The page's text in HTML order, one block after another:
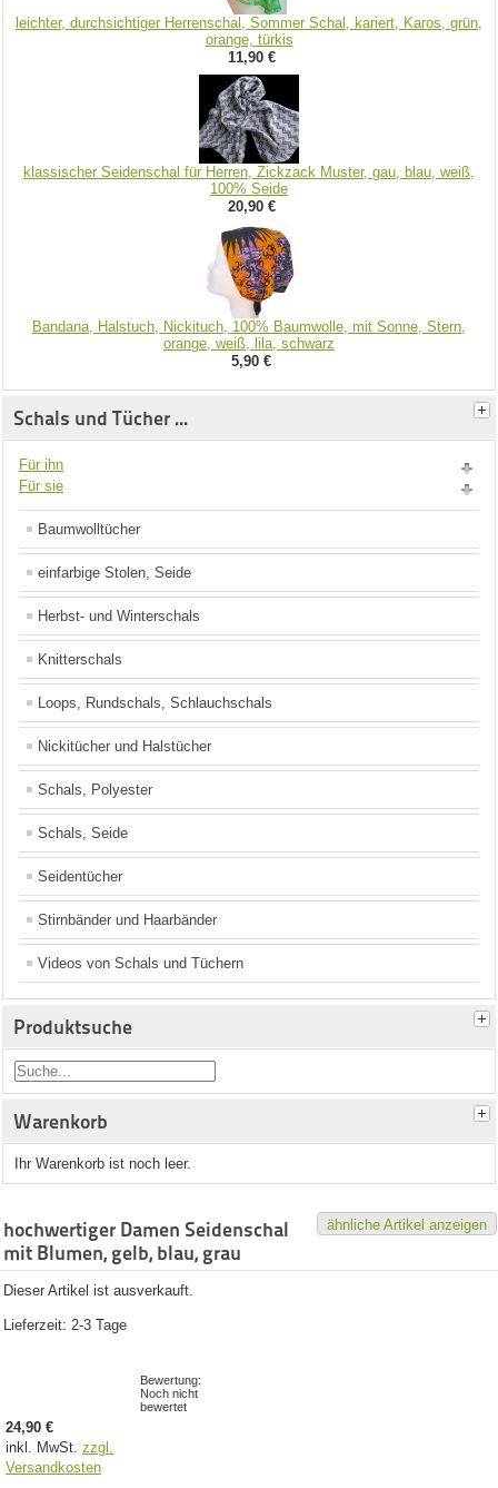
leichter, durchsichtiger Herrenschal, Sommer Schal, kariert, Karos, grün,
orange, türkis
11,90 €
klassischer Seidenschal für Herren, Zickzack Muster, gau, blau, weiß,
100% Seide
20,90 €
Bandana, Halstuch, Nickituch, 100% Baumwolle, mit Sonne, Stern,
orange, weiß, lila, schwarz
5,90 €
Schals und Tücher ...
Für ihn
Für sie
Baumwolltücher
einfarbige Stolen, Seide
Herbst- und Winterschals
Knitterschals
Loops, Rundschals, Schlauchschals
Nickitücher und Halstücher
Schals, Polyester
Schals, Seide
Seidentücher
Stirnbänder und Haarbänder
Videos von Schals und Tüchern
Produktsuche
Warenkorb
Ihr Warenkorb ist noch leer.
ähnliche Artikel anzeigen
hochwertiger Damen Seidenschal
mit Blumen, gelb, blau, grau
Dieser Artikel ist ausverkauft.
Lieferzeit: 2-3 Tage
Bewertung:
Noch nicht
bewertet
24,90 €
inkl. MwSt. zzgl.
Versandkosten